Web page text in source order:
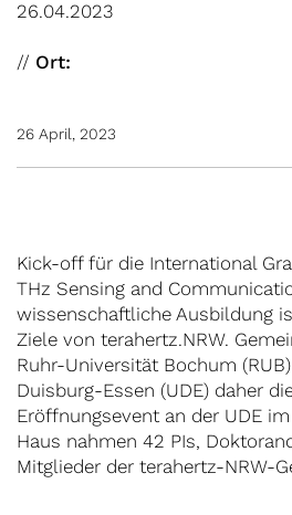
26.04.2023
// Ort:
26 April, 2023
Kick-off für die International
THz Sensing and
wissenschaftliche Ausbildung
Ziele von terahertz.NRW.
Ruhr-Universität Bochum
Duisburg-Essen (UDE) daher
Eröffnungsevent an der UDE
Haus nahmen 42 PIs,
Mitglieder der terahertz-NRW-